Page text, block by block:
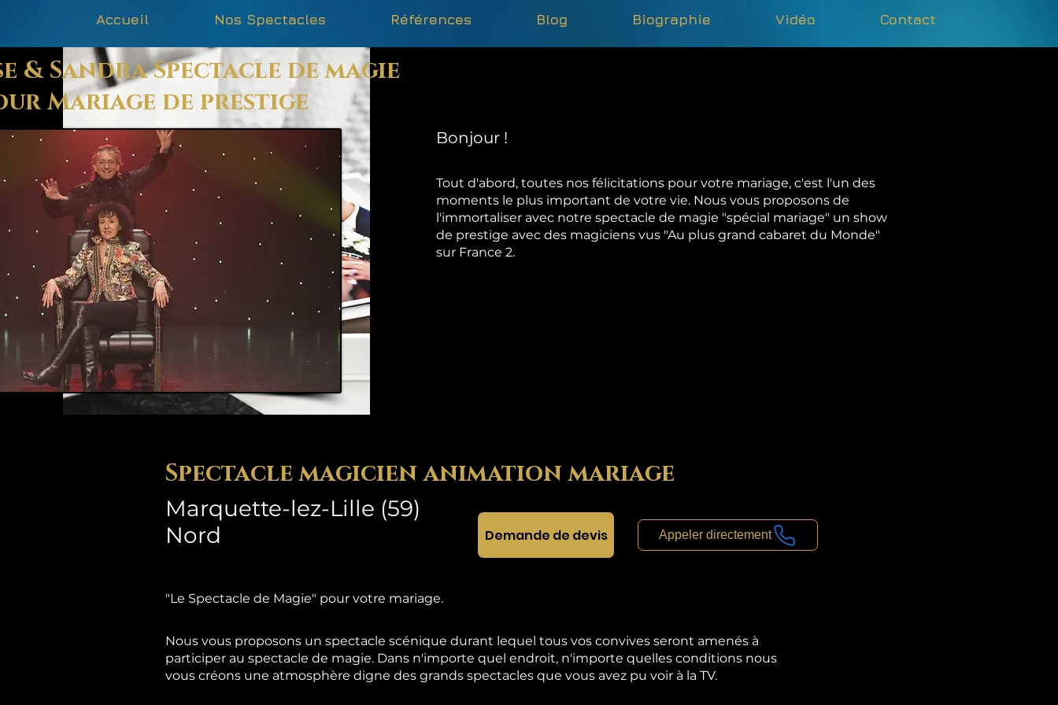
Accueil Nos Spectacles Références Blog Biographie Vidéo Contact
& Sandra Spectacle de magie
Mariage de prestige
Bonjour !
Tout d'abord, toutes nos félicitations pour votre mariage, c'est l'un des
moments le plus important de votre vie. Nous vous proposons de
l'immortaliser avec notre spectacle de magie "spécial mariage" un show
de prestige avec des magiciens vus "Au plus grand cabaret du Monde"
sur France 2.
Spectacle magicien animation mariage
Marquette-lez-Lille (59)
Nord
Demande de devis Appeler directement
"Le Spectacle de Magie" pour votre mariage.
Nous vous proposons un spectacle scénique durant lequel tous vos convives seront amenés à
participer au spectacle de magie. Dans n'importe quel endroit, n'importe quelles conditions nous
vous créons une atmosphère digne des grands spectacles que vous avez pu voir à la TV.